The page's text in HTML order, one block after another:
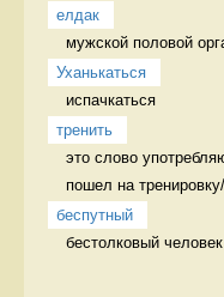
елдак
мужской половой
Уханькаться
испачкаться
тренить
это слово
пошел на
беспутный
бестолковый человек